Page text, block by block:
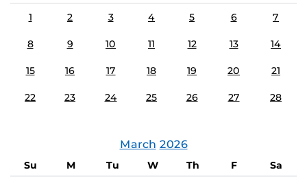
1
2 3 4 5 6 7
8 9 10 11 12 13 14
15 16 17 18 19 20 21
22 23 24 25 26 27 28
March 2026
Su M Tu W Th F
Sa